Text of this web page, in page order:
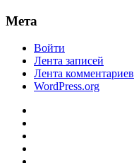
Мета
Войти
Лента записей
Лента комментариев
WordPress.org